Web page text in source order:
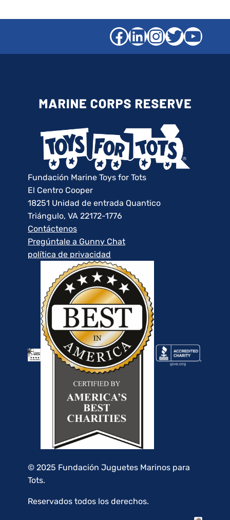
Facebook
LinkedIn
Gorjeo
Fundación Marine Toys for Tots
El Centro Cooper
18251 Unidad de entrada Quantico
Triángulo, VA 22172-1776
Contáctenos
Pregúntale a Gunny Chat
política de privacidad
© 2025 Fundación Juguetes Marinos para
Tots.
Reservados todos los derechos.